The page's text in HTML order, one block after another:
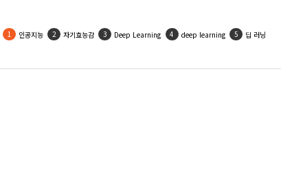
인공지능 자기효능감 Deep Learning deep learning 딥 러닝